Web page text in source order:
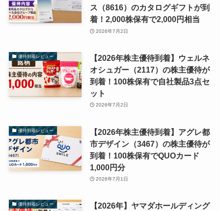
ス（8616）のカタログギフトが到
着！2,000株保有で2,000円相当
2026年7月2日
優待到着レビュー
【2026年株主優待到着】ウェルネ
オシュガー（2117）の株主優待が
到着！100株保有で自社製品3点セ
ット
2026年7月2日
優待到着レビュー
【2026年株主優待到着】アグレ都
市デザイン（3467）の株主優待が
到着！100株保有でQUOカード
1,000円分
2026年7月1日
優待到着レビュー
【2026年】ヤマダホールディング